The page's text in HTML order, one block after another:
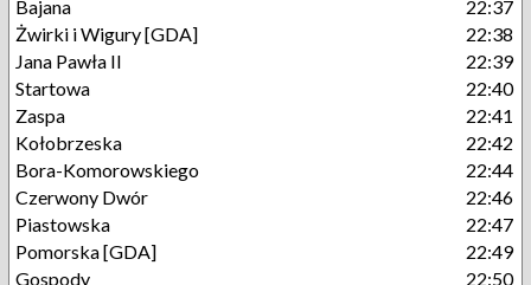
Bajana
22:37
Żwirki i Wigury [GDA]
22:38
Jana Pawła II
22:39
Startowa
22:40
Zaspa
22:41
Kołobrzeska
22:42
Bora-Komorowskiego
22:44
Czerwony Dwór
22:46
Piastowska
22:47
Pomorska [GDA]
22:49
Gospody
22:50